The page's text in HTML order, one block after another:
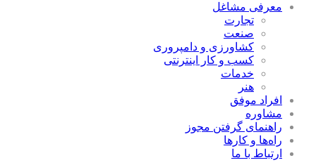
معرفی مشاغل
تجارت
صنعت
كشاورزی و دامپروری
كسب و كار اينترنتی
خدمات
هنر
افراد موفق
مشاوره
راهنمای گرفتن مجوز
راه‌ها و كارها
ارتباط با ما